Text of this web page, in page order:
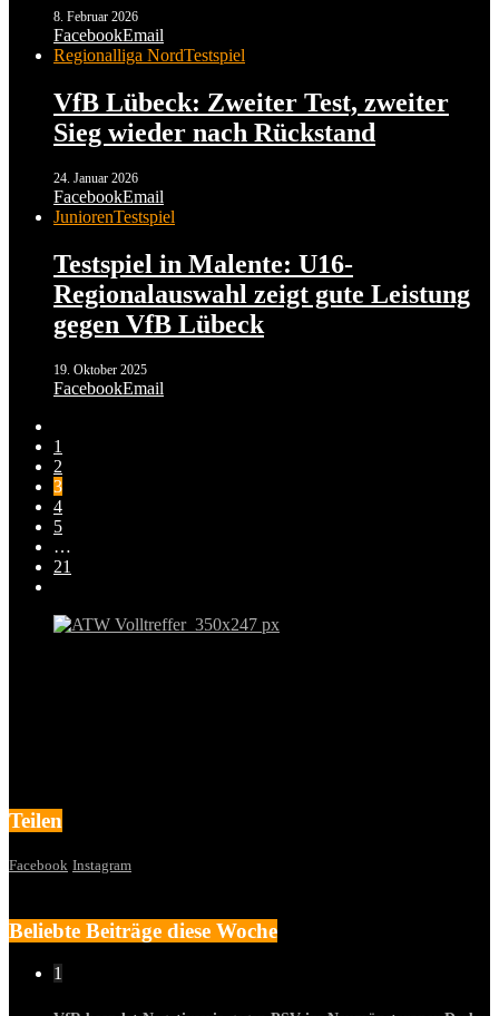
8. Februar 2026
FacebookEmail
Regionalliga NordTestspiel
VfB Lübeck: Zweiter Test, zweiter
Sieg wieder nach Rückstand
24. Januar 2026
FacebookEmail
JuniorenTestspiel
Testspiel in Malente: U16-
Regionalauswahl zeigt gute Leistung
gegen VfB Lübeck
19. Oktober 2025
FacebookEmail
1
2
3
4
5
…
21
Teilen
Facebook Instagram
Beliebte Beiträge diese Woche
1